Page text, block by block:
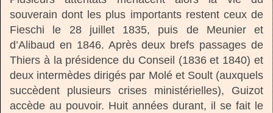
souverain dont les plus importants restent ceux de
Fieschi le 28 juillet 1835, puis de Meunier et
d’Alibaud en 1846. Après deux brefs passages de
Thiers à la présidence du Conseil (1836 et 1840) et
deux intermèdes dirigés par Molé et Soult (auxquels
succèdent plusieurs crises ministérielles), Guizot
accède au pouvoir. Huit années durant, il se fait le